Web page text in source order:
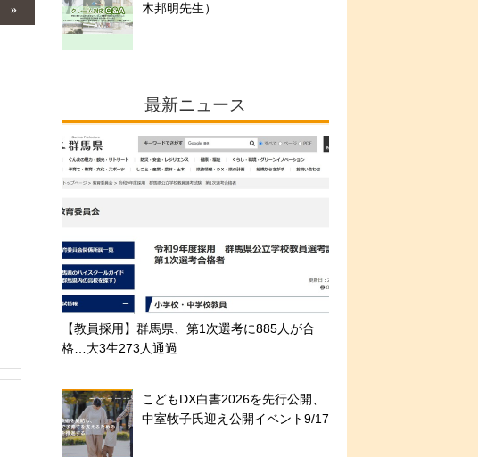
木邦明先生）
最新ニュース
【教員採用】群馬県、第1次選考に885人が合
格…大3生273人通過
こどもDX白書2026を先行公開、
中室牧子氏迎え公開イベント9/17